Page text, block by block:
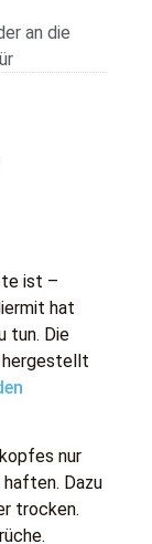
an die
ist –
hat
tun. Die
hergestellt
nur
Dazu
trocken.